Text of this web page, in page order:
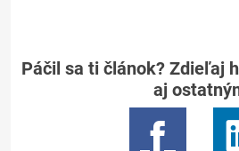
Páčil sa ti článok? Zdieľaj
aj